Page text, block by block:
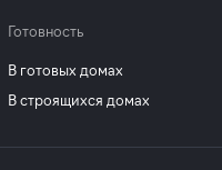
Готовность
В готовых домах
В строящихся домах